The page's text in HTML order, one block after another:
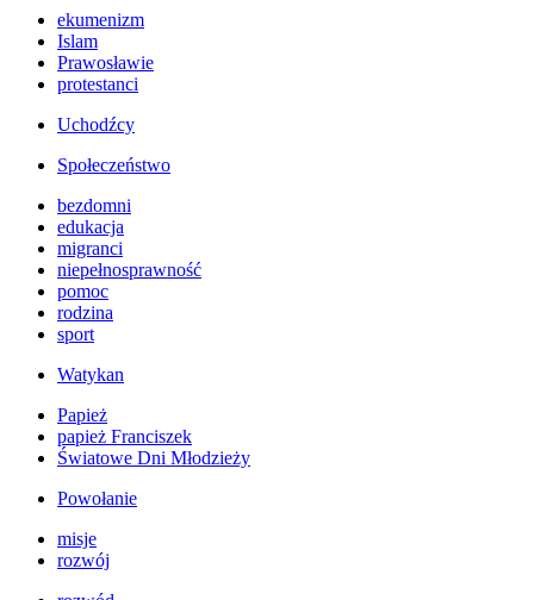
ekumenizm
Islam
Prawosławie
protestanci
Uchodźcy
Społeczeństwo
bezdomni
edukacja
migranci
niepełnosprawność
pomoc
rodzina
sport
Watykan
Papież
papież Franciszek
Światowe Dni Młodzieży
Powołanie
misje
rozwój